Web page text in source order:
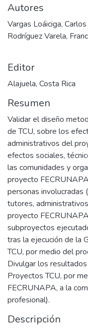
Autores
Vargas Loáiciga, Carlos
Rodríguez Varela,
Editor
Alajuela, Costa Rica
Resumen
Validar el diseño
de TCU, sobre los
administrativos del
efectos sociales,
las comunidades y
proyecto
personas involucradas
tutores,
proyecto
subproyectos
tras la ejecución de la
TCU, por medio del
Divulgar los
Proyectos TCU, por
FECRUNAPA, a la
profesional).
Descripción